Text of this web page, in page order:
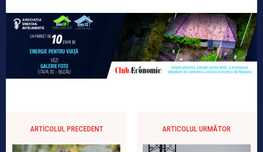
ARTICOLUL PRECEDENT ARTICOLUL URMĂTOR